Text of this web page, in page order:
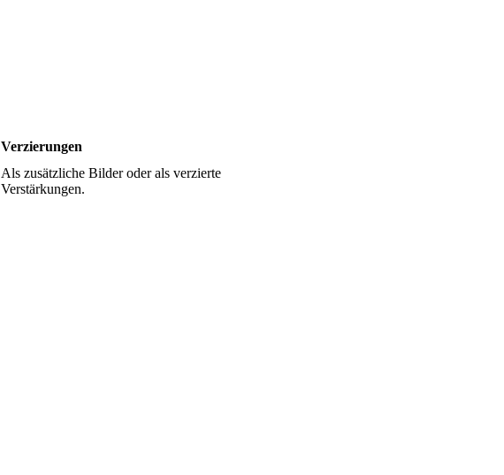
Verzierungen
Als zusätzliche Bilder oder als verzierte
Verstärkungen.